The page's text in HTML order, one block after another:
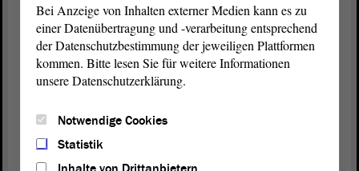
Schulleben zu zerstören.
Es ist keine perspektivische Politik, die
Lehramtsausbildung kleinzuhalten und Tausende
Lehrkräfte im Seiteneinstieg vor die Klassen zu
einmal mehr einen wissenschaftlichen
Hochschulabschluss und zuletzt nicht einmal mehr
ein Abitur und irgendeine Unterrichtskompetenz
Bei Anzeige von Inhalten externer Medien kann es zu
einer Datenübertragung und -verarbeitung entsprechend
der Datenschutzbestimmung der jeweiligen Plattformen
kommen. Bitte lesen Sie für weitere Informationen
unsere Datenschutzerklärung.
Notwendige Cookies
Statistik